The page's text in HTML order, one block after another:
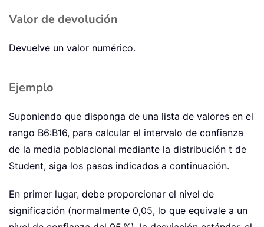
Valor de devolución
Devuelve un valor numérico.
Ejemplo
Suponiendo que disponga de una lista de valores en el
rango B6:B16, para calcular el intervalo de confianza
de la media poblacional mediante la distribución t de
Student, siga los pasos indicados a continuación.
En primer lugar, debe proporcionar el nivel de
significación (normalmente 0,05, lo que equivale a un